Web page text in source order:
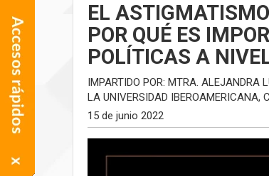
EL
POR QUÉ ES
POLÍTICAS A
IMPARTIDO POR: MTRA. ALEJANDRA
LA UNIVERSIDAD IBEROAMERICANA,
15 de junio 2022